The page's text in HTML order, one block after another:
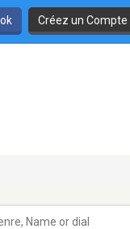
Créez un Compte